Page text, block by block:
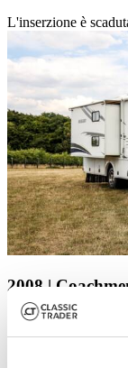
L'inserzione è
2008 |
2008 Coachmen